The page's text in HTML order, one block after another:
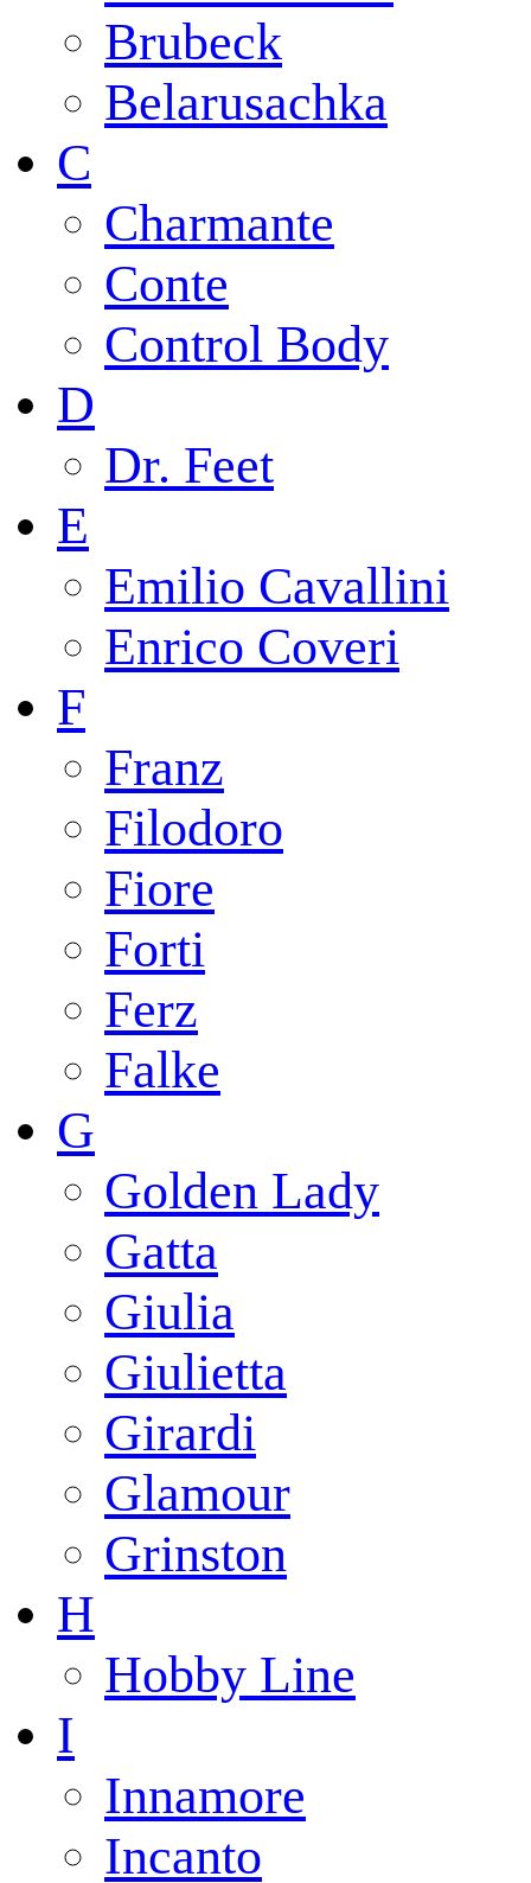
Brubeck
Belarusachka
C
Charmante
Conte
Control Body
D
Dr. Feet
E
Emilio Cavallini
Enrico Coveri
F
Franz
Filodoro
Fiore
Forti
Ferz
Falke
G
Golden Lady
Gatta
Giulia
Giulietta
Girardi
Glamour
Grinston
H
Hobby Line
I
Innamore
Incanto